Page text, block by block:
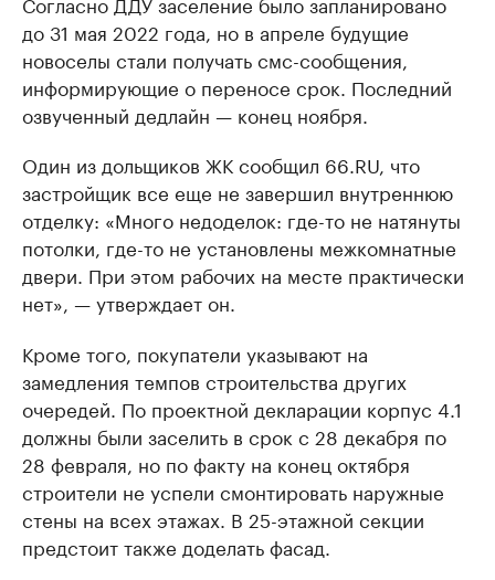
до 31 мая 2022 года, но в апреле будущие
новоселы стали получать смс-сообщения,
информирующие о переносе срок. Последний
озвученный дедлайн — конец ноября.
Один из дольщиков ЖК сообщил 66.RU, что
застройщик все еще не завершил внутреннюю
отделку: «Много недоделок: где-то не натянуты
потолки, где-то не установлены межкомнатные
двери. При этом рабочих на месте практически
нет», — утверждает он.
Кроме того, покупатели указывают на
замедления темпов строительства других
очередей. По проектной декларации корпус 4.1
должны были заселить в срок с 28 декабря по
28 февраля, но по факту на конец октября
строители не успели смонтировать наружные
стены на всех этажах. В 25-этажной секции
предстоит также доделать фасад.